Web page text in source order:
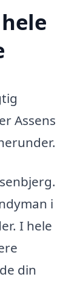
Assens
i
I hele
din